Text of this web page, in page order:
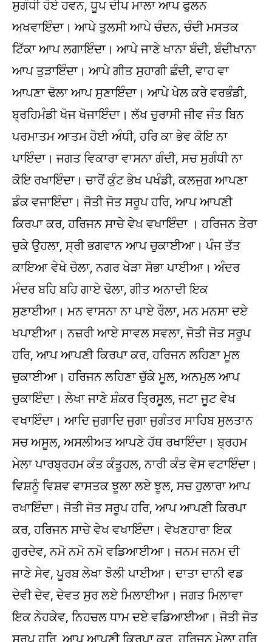
ਸੁਗੰਧੀ ਹੋਏ ਹਵਨ, ਧੂਪ ਦੀਪ ਮਾਲਾ ਆਪ ਫੁਲਨ
ਅਖਵਾਇੰਦਾ। ਆਪੇ ਤੁਲਸੀ ਆਪੇ ਚੰਦਨ, ਚੰਦੀ ਮਸਤਕ
ਟਿੱਕਾ ਆਪ ਲਗਾਇੰਦਾ। ਆਪੇ ਜਾਣੇ ਖਾਨਾ ਬੰਦੀ, ਬੰਦੀਖਾਨਾ
ਆਪ ਤੁੜਾਇੰਦਾ। ਆਪੇ ਗੀਤ ਸੁਹਾਗੀ ਛੰਦੀ, ਵਾਹ ਵਾ
ਆਪਣਾ ਢੋਲਾ ਆਪ ਸੁਣਾਇੰਦਾ। ਆਪੇ ਖੇਲ ਕਰੇ ਵਰਭੰਡੀ,
ਬ੍ਰਹਿਮੰਡੀ ਖੋਜ ਖੋਜਾਇੰਦਾ। ਲੱਖ ਚੁਰਾਸੀ ਜੀਵ ਜੰਤ ਬਿਨ
ਪਰਮਾਤਮ ਆਤਮ ਹੋਈ ਅੰਧੀ, ਹਰਿ ਕਾ ਭੇਵ ਕੋਇ ਨਾ
ਪਾਇੰਦਾ। ਜਗਤ ਵਿਕਾਰਾ ਵਾਸਨਾ ਗੰਦੀ, ਸਚ ਸੁਗੰਧੀ ਨਾ
ਕੋਇ ਰਖਾਇੰਦਾ। ਚਾਰੋਂ ਕੁੰਟ ਭੇਖ ਪਖੰਡੀ, ਕਲਜੁਗ ਆਪਣਾ
ਡੰਕ ਵਜਾਇੰਦਾ। ਜੋਤੀ ਜੋਤ ਸਰੂਪ ਹਰਿ, ਆਪ ਆਪਣੀ
ਕਿਰਪਾ ਕਰ, ਹਰਿਜਨ ਸਾਚੇ ਵੇਖ ਵਖਾਇੰਦਾ । ਹਰਿਜਨ ਤੇਰਾ
ਚੁਕੇ ਉਹਲਾ, ਸ੍ਰੀ ਭਗਵਾਨ ਆਪ ਚੁਕਾਈਆ। ਪੰਜ ਤੱਤ
ਕਾਇਆ ਵੇਖੇ ਚੋਲਾ, ਨਗਰ ਖੇੜਾ ਸੋਭਾ ਪਾਈਆ। ਅੰਦਰ
ਮੰਦਰ ਬਹਿ ਬਹਿ ਗਾਏ ਢੋਲਾ, ਗੀਤ ਅਨਾਦੀ ਇਕ
ਸੁਣਾਈਆ। ਮਨ ਵਾਸਨਾ ਨਾ ਪਾਏ ਰੌਲਾ, ਮਨ ਮਨਸਾ ਦਏ
ਖਪਾਈਆ। ਨਜ਼ਰੀ ਆਏ ਸਾਵਲ ਸਵਲਾ, ਜੋਤੀ ਜੋਤ ਸਰੂਪ
ਹਰਿ, ਆਪ ਆਪਣੀ ਕਿਰਪਾ ਕਰ, ਹਰਿਜਨ ਲਹਿਣਾ ਮੂਲ
ਚੁਕਾਈਆ। ਹਰਿਜਨ ਲਹਿਣਾ ਚੁੱਕੇ ਮੂਲ, ਅਨਮੁਲ ਆਪ
ਚੁਕਾਇੰਦਾ। ਲੇਖਾ ਜਾਣੇ ਸ਼ੰਕਰ ਤ੍ਰਿਸੂਲ, ਜਟਾ ਜੂਟ ਵੇਖ
ਵਖਾਇੰਦਾ। ਆਦਿ ਜੁਗਾਦਿ ਜੁਗਾ ਜੁਗੰਤਰ ਸਾਹਿਬ ਸੁਲਤਾਨ
ਸਚ ਅਸੂਲ, ਅਸਲੀਅਤ ਆਪਣੇ ਹੱਥ ਰਖਾਇੰਦਾ। ਬ੍ਰਹਮ
ਮੇਲਾ ਪਾਰਬ੍ਰਹਮ ਕੰਤ ਕੰਤੂਹਲ, ਨਾਰੀ ਕੰਤ ਵੇਸ ਵਟਾਇੰਦਾ।
ਵਿਸ਼ਨੂੰ ਵਿਸ਼ਵ ਵਾਸਤਕ ਝੂਲਾ ਲਏ ਝੂਲ, ਸਚ ਹੁਲਾਰਾ ਆਪ
ਰਖਾਇੰਦਾ। ਜੋਤੀ ਜੋਤ ਸਰੂਪ ਹਰਿ, ਆਪ ਆਪਣੀ ਕਿਰਪਾ
ਕਰ, ਹਰਿਜਨ ਸਾਚੇ ਵੇਖ ਵਖਾਇੰਦਾ। ਵੇਖਣਹਾਰਾ ਇਕ
ਗੁਰਦੇਵ, ਨਮੋ ਨਮੋ ਨਮੋ ਵਡਿਆਈਆ। ਜਨਮ ਜਨਮ ਦੀ
ਜਾਣੇ ਸੇਵ, ਪੂਰਬ ਲੇਖਾ ਝੋਲੀ ਪਾਈਆ। ਦਾਤਾ ਦਾਨੀ ਵਡ
ਦੇਵੀ ਦੇਵ, ਦੇਵਤ ਸੁਰ ਲਏ ਮਿਲਾਈਆ। ਜਗਤ ਮਿਲਾਵਾ
ਇਕ ਨੇਹਕੇਵ, ਨਿਹਚਲ ਧਾਮ ਦਏ ਵਡਿਆਈਆ। ਜੋਤੀ ਜੋਤ
ਸਰੂਪ ਹਰਿ, ਆਪ ਆਪਣੀ ਕਿਰਪਾ ਕਰ, ਹਰਿਜਨ ਮੇਲਾ ਹਰਿ